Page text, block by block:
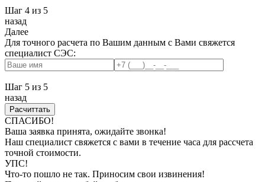
Шаг 4 из 5
назад
Далее
Для точного расчета по Вашим данным с Вами свяжется
специалист СЭС:
Шаг 5 из 5
назад
СПАСИБО!
Ваша заявка принята, ожидайте звонка!
Наш специалист свяжется с вами в течение часа для рассчета
точной стоимости.
УПС!
Что-то пошло не так. Приносим свои извинения!